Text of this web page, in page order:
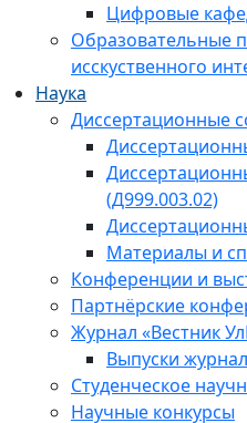
Цифровые
Образовательные
исскуственного
Наука
Диссертационные
(Д999.003.02)
Материалы и
Конференции и
Партнёрские
Журнал «Вестник
Выпуски
Студенческое
Научные конкурсы